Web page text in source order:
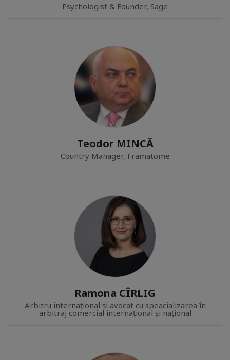
Psychologist & Founder, Sage
Teodor MINCĂ
Country Manager, Framatome
Ramona CÎRLIG
Arbitru internațional și avocat cu speacializarea în
arbitraj comercial internațional și național